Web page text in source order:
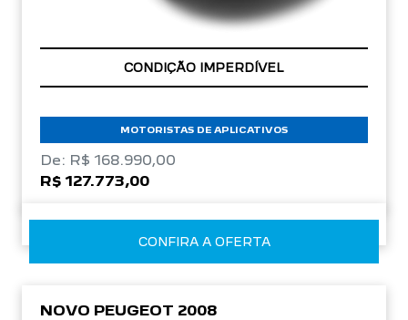
APROVEITE!
MOTORISTAS DE APLICATIVOS
De: R$ 168.990,00
R$ 127.773,00
CONFIRA A OFERTA
NOVO PEUGEOT 2008